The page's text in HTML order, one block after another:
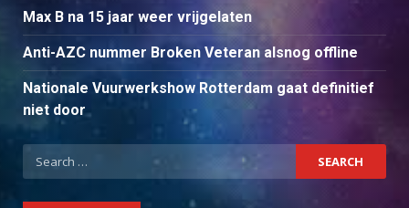
Max B na 15 jaar weer vrijgelaten
Anti-AZC nummer Broken Veteran alsnog offline
Nationale Vuurwerkshow Rotterdam gaat definitief
niet door
Search
for: